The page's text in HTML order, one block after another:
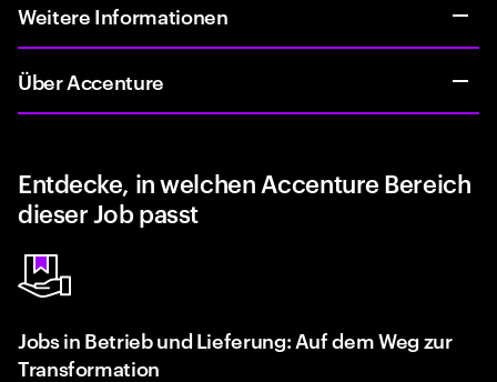
Weitere Informationen
Über Accenture
Entdecke, in welchen Accenture Bereich
dieser Job passt
Jobs in Betrieb und Lieferung: Auf dem Weg zur
Transformation